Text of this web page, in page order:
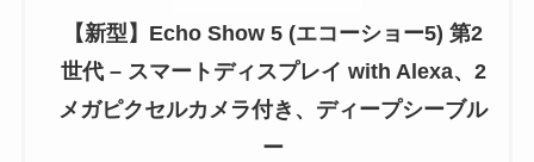
【新型】Echo Show 5 (エコーショー5) 第2
世代 – スマートディスプレイ with Alexa、2
メガピクセルカメラ付き、ディープシーブル
ー